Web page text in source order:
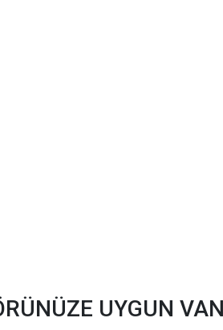
UYGUN